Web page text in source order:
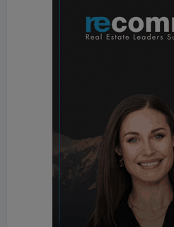
Beginn des Jahres 2023
von Taylor Wessing. Sein
Themenfeld Immobilien?
Wolfgang Gabler: Spannend
vielen Aspekte, die sich in
ergeben. Dies sind einerseits
Vorgaben, andererseits die
Handlungsspielräume, die es in
Beratung zu berücksichtigen gilt.